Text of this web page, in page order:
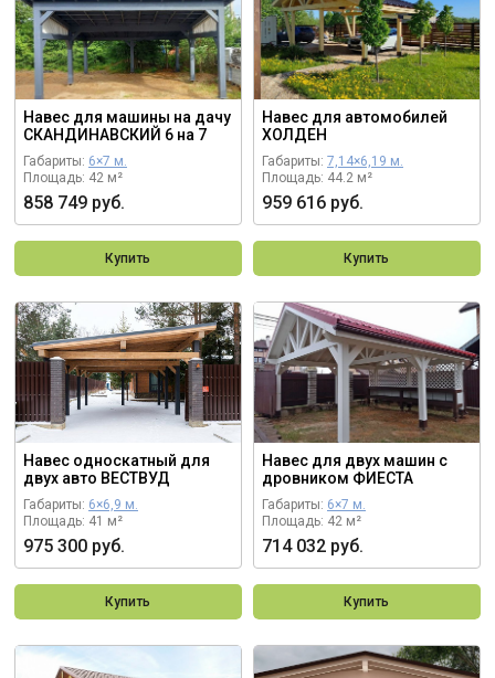
Навес для машины на дачу
СКАНДИНАВСКИЙ 6 на 7
Габариты: 6×7 м.
Площадь: 42 м²
858 749 руб.
Купить
Навес для автомобилей
ХОЛДЕН
Габариты: 7,14×6,19 м.
Площадь: 44.2 м²
959 616 руб.
Купить
Навес односкатный для
двух авто ВЕСТВУД
Габариты: 6×6,9 м.
Площадь: 41 м²
975 300 руб.
Купить
Навес для двух машин с
дровником ФИЕСТА
Габариты: 6×7 м.
Площадь: 42 м²
714 032 руб.
Купить